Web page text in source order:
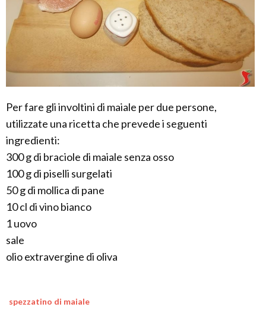
Per fare gli involtini di maiale per due persone,
utilizzate una ricetta che prevede i seguenti
ingredienti:
300 g di braciole di maiale senza osso
100 g di piselli surgelati
50 g di mollica di pane
10 cl di vino bianco
1 uovo
sale
olio extravergine di oliva
spezzatino di maiale